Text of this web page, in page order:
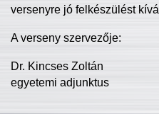
versenyre jó felkészülést
A verseny szervezője:
Dr. Kincses Zoltán
egyetemi adjunktus